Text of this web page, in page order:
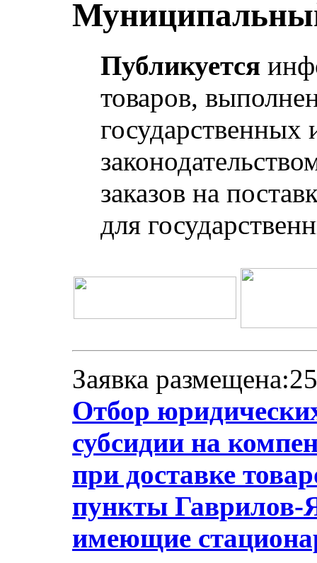
Публикуется
товаров,
заказов на
для
Заявка
Отбор
субсидии на
при доставке
пункты Гаврилов-
имеющие